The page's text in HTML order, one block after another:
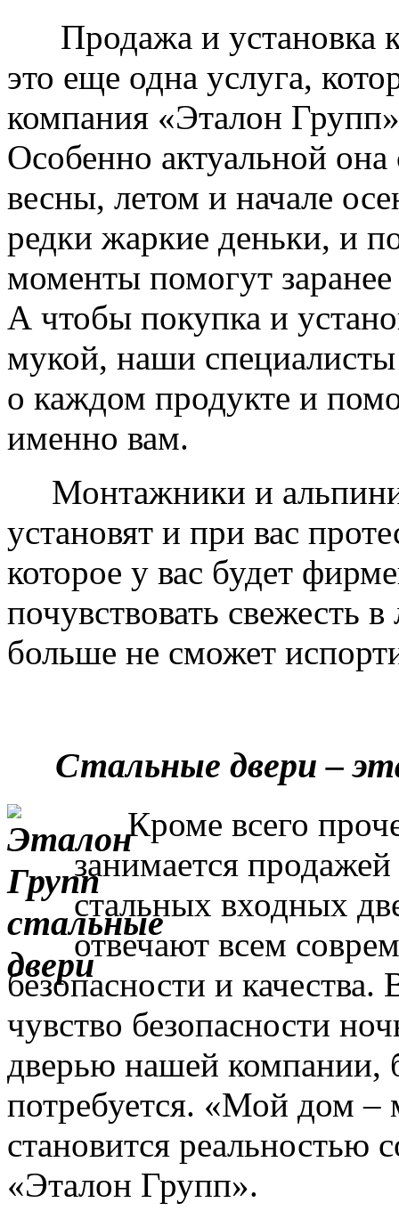
Продажа и установка
это еще одна услуга,
компания «Эталон
Особенно актуальной она
весны, летом и начале
редки жаркие деньки, и
моменты помогут
А чтобы покупка и
мукой, наши специалисты
о каждом продукте и
именно вам.
Монтажники и
установят и при вас
которое у вас будет
почувствовать свежесть
больше не сможет
Стальные двери –
Кроме всего
занимается
стальных входных
отвечают всем
безопасности и
чувство безопасности
дверью нашей компании,
потребуется. «Мой дом –
становится реальностью
«Эталон Групп».